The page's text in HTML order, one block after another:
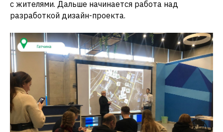
с жителями. Дальше начинается работа над
разработкой дизайн-проекта.